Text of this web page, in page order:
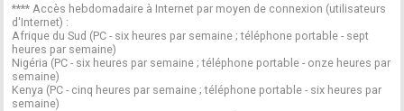
**** Accès hebdomadaire à Internet par moyen de connexion (utilisateurs
d'Internet) :
Afrique du Sud (PC - six heures par semaine ; téléphone portable - sept
heures par semaine)
Nigéria (PC - six heures par semaine ; téléphone portable - onze heures par
semaine)
Kenya (PC - cinq heures par semaine ; téléphone portable - six heures par
semaine)